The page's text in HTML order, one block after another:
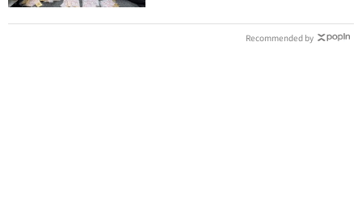
Recommended by